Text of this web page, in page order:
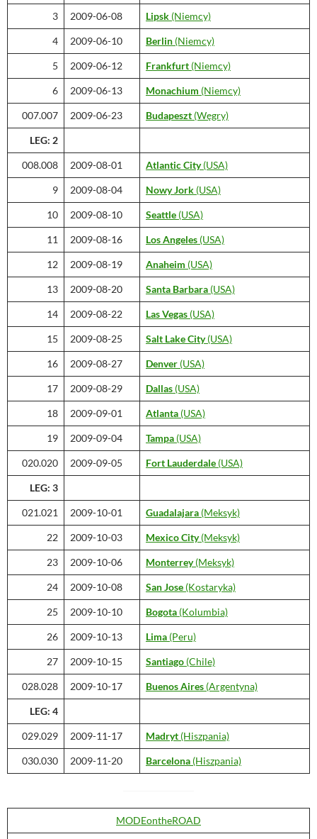
3 2009-06-08 Lipsk (Niemcy)
4 2009-06-10 Berlin (Niemcy)
5 2009-06-12 Frankfurt (Niemcy)
6 2009-06-13 Monachium (Niemcy)
007.007 2009-06-23 Budapeszt (Węgry)
LEG: 2
008.008 2009-08-01 Atlantic City(USA)
9 2009-08-04 Nowy Jork (USA)
10 2009-08-10 Seattle (USA)
11 2009-08-16 Los Angeles (USA)
12 2009-08-19 Anaheim (USA)
13 2009-08-20 Santa Barbara (USA)
14 2009-08-22 Las Vegas (USA)
15 2009-08-25 Salt Lake City(USA)
16 2009-08-27 Denver (USA)
17 2009-08-29 Dallas (USA)
18 2009-09-01 Atlanta (USA)
19 2009-09-04 Tampa (USA)
020.020 2009-09-05 Fort Lauderdale (USA)
LEG: 3
021.021 2009-10-01 Guadalajara (Meksyk)
22 2009-10-03 Mexico City(Meksyk)
23 2009-10-06 Monterrey(Meksyk)
24 2009-10-08 San Jose (Kostaryka)
25 2009-10-10 Bogota (Kolumbia)
26 2009-10-13 Lima (Peru)
27 2009-10-15 Santiago (Chile)
028.028 2009-10-17 Buenos Aires (Argentyna)
LEG: 4
029.029 2009-11-17 Madryt (Hiszpania)
030.030 2009-11-20 Barcelona (Hiszpania)
MODEontheROAD